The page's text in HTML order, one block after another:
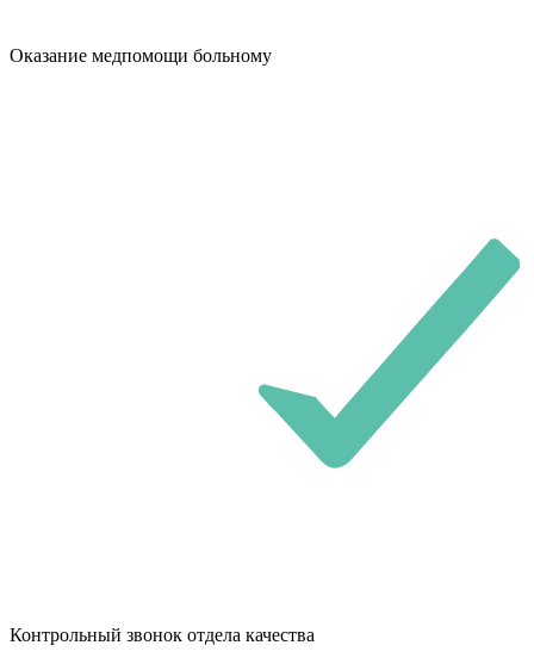
Оказание медпомощи больному
Контрольный звонок отдела качества